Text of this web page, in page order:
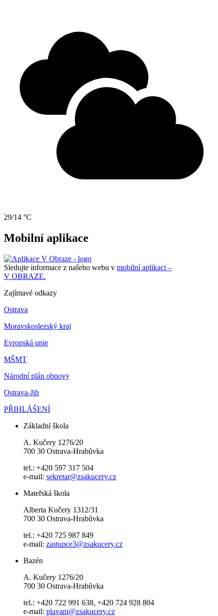
29/14 °C
Mobilní aplikace
Sledujte informace z našeho webu v mobilní aplikaci –
V OBRAZE.
Zajímavé odkazy
Ostrava
Moravskoslezský kraj
Evropská unie
MŠMT
Národní plán obnovy
Ostrava-Jih
PŘIHLÁŠENÍ
Základní škola
A. Kučery 1276/20
700 30 Ostrava-Hrabůvka
tel.: +420 597 317 504
e-mail: sekretar@zsakucery.cz
Mateřská škola
Alberta Kučery 1312/31
700 30 Ostrava-Hrabůvka
tel.: +420 725 987 849
e-mail: zastupce3@zsakucery.cz
Bazén
A. Kučery 1276/20
700 30 Ostrava-Hrabůvka
tel.: +420 722 991 638, +420 724 928 804
e-mail: plavani@zsakucery.cz